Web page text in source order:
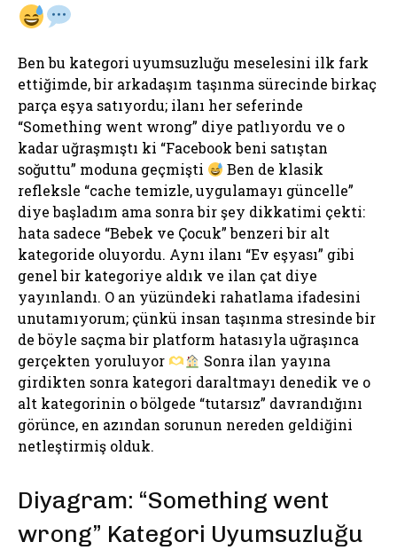
Ben bu kategori uyumsuzluğu meselesini ilk fark
ettiğimde, bir arkadaşım taşınma sürecinde birkaç
parça eşya satıyordu; ilanı her seferinde
“Something went wrong” diye patlıyordu ve o
kadar uğraşmıştı ki “Facebook beni satıştan
soğuttu” moduna geçmişti
Ben de klasik
refleksle “cache temizle, uygulamayı güncelle”
diye başladım ama sonra bir şey dikkatimi çekti:
hata sadece “Bebek ve Çocuk” benzeri bir alt
kategoride oluyordu. Aynı ilanı “Ev eşyası” gibi
genel bir kategoriye aldık ve ilan çat diye
yayınlandı. O an yüzündeki rahatlama ifadesini
unutamıyorum; çünkü insan taşınma stresinde bir
de böyle saçma bir platform hatasıyla uğraşınca
gerçekten yoruluyor
Sonra ilan yayına
girdikten sonra kategori daraltmayı denedik ve o
alt kategorinin o bölgede “tutarsız” davrandığını
görünce, en azından sorunun nereden geldiğini
netleştirmiş olduk.
Diyagram: “Something went
wrong” Kategori Uyumsuzluğu